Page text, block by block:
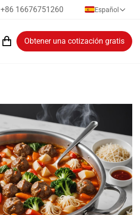
+86 16676751260 Español
Obtener una cotización gratis